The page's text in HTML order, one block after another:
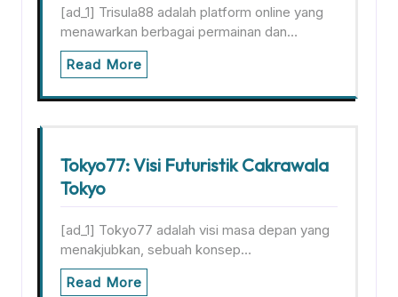
[ad_1] Trisula88 adalah platform online yang
menawarkan berbagai permainan dan…
Read More
Tokyo77: Visi Futuristik Cakrawala
Tokyo
[ad_1] Tokyo77 adalah visi masa depan yang
menakjubkan, sebuah konsep…
Read More